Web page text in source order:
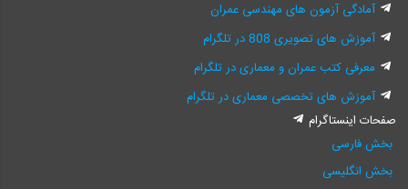
آمادگی آزمون های مهندسی عمران
آموزش های تصویری 808 در تلگرام
معرفی کتب عمران و معماری در تلگرام
آموزش های تخصصی معماری در تلگرام
صفحات اینستاگرام
بخش فارسی
بخش انگلیسی